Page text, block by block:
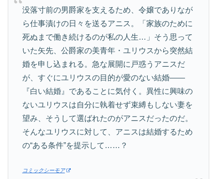
没落寸前の男爵家を支えるため、令嬢でありなが
ら仕事漬けの日々を送るアニス。「家族のために
死ぬまで働き続けるのが私の人生…」そう思って
いた矢先、公爵家の美青年・ユリウスから突然結
婚を申し込まれる。急な展開に戸惑うアニスだ
が、すぐにユリウスの目的が愛のない結婚——
『白い結婚』であることに気付く。異性に興味の
ないユリウスは自分に執着せず束縛もしない妻を
望み、そうして選ばれたのがアニスだったのだ。
そんなユリウスに対して、アニスは結婚するため
の“ある条件”を提示して……？
コミックシーモア